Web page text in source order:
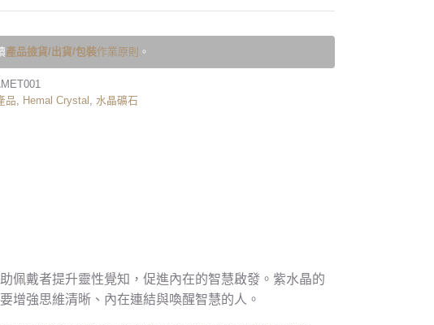
產品撿貨/出貨/包裝作業原則 。
品 Hemal Crystal 水晶礦石
佩戴者提升靈性覺知，促進內在的智慧啟發。紫水晶的
增強思維清晰、內在連結與喚醒智慧的人。